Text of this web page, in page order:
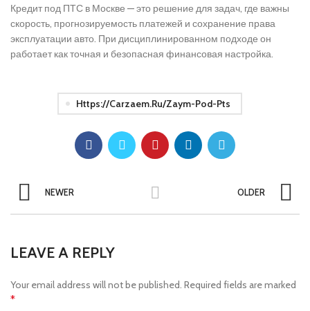
Кредит под ПТС в Москве — это решение для задач, где важны
скорость, прогнозируемость платежей и сохранение права
эксплуатации авто. При дисциплинированном подходе он
работает как точная и безопасная финансовая настройка.
Https://carzaem.ru/zaym-Pod-Pts
NEWER OLDER
LEAVE A REPLY
Your email address will not be published. Required fields are marked
*